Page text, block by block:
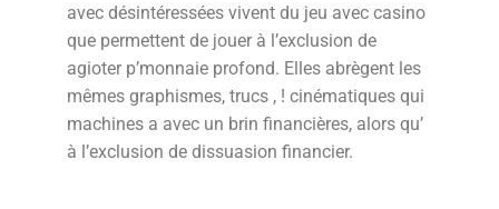
avec désintéressées vivent du jeu avec casino
que permettent de jouer à l’exclusion de
agioter p’monnaie profond. Elles abrègent les
mêmes graphismes, trucs , ! cinématiques qui
machines a avec un brin financières, alors qu’
à l’exclusion de dissuasion financier.